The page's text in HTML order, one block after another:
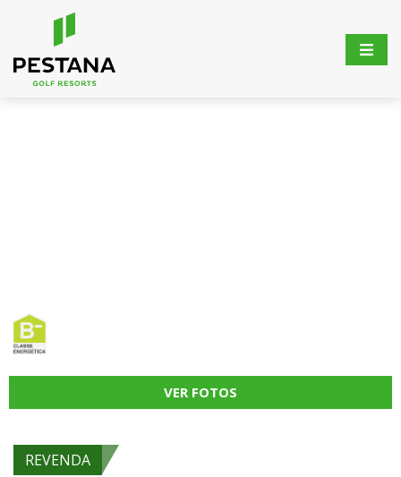
VER FOTOS
REVENDA